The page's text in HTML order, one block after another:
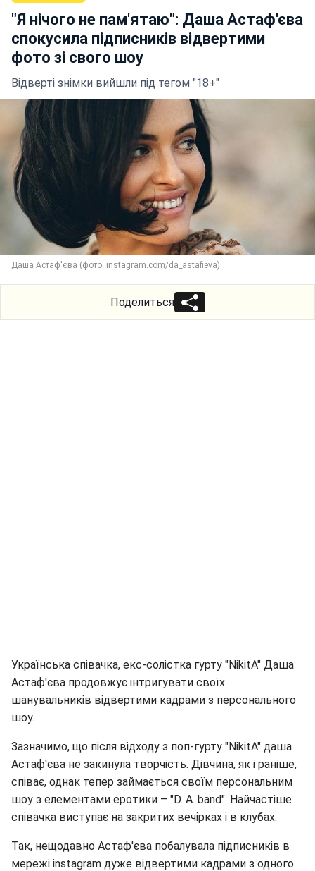
"Я нічого не пам'ятаю": Даша Астаф'єва
спокусила підписників відвертими
фото зі свого шоу
Відверті знімки вийшли під тегом "18+"
Даша Астаф'єва (фото: instagram.com/da_astafieva)
Поделиться
Українська співачка, екс-солістка гурту "NikitA" Даша
Астаф'єва продовжує інтригувати своїх
шанувальників відвертими кадрами з персонального
шоу.
Зазначимо, що після відходу з поп-гурту "NikitA" даша
Астаф'єва не закинула творчість. Дівчина, як і раніше,
співає, однак тепер займається своїм персональним
шоу з елементами еротики – "D. A. band". Найчастіше
співачка виступає на закритих вечірках і в клубах.
Так, нещодавно Астаф'єва побалувала підписників в
мережі instagram дуже відвертими кадрами з одного